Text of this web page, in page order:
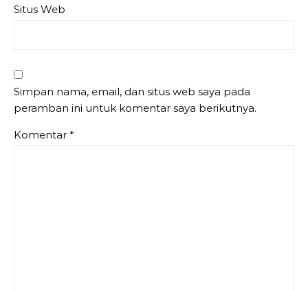
Situs Web
Simpan nama, email, dan situs web saya pada
peramban ini untuk komentar saya berikutnya.
Komentar *